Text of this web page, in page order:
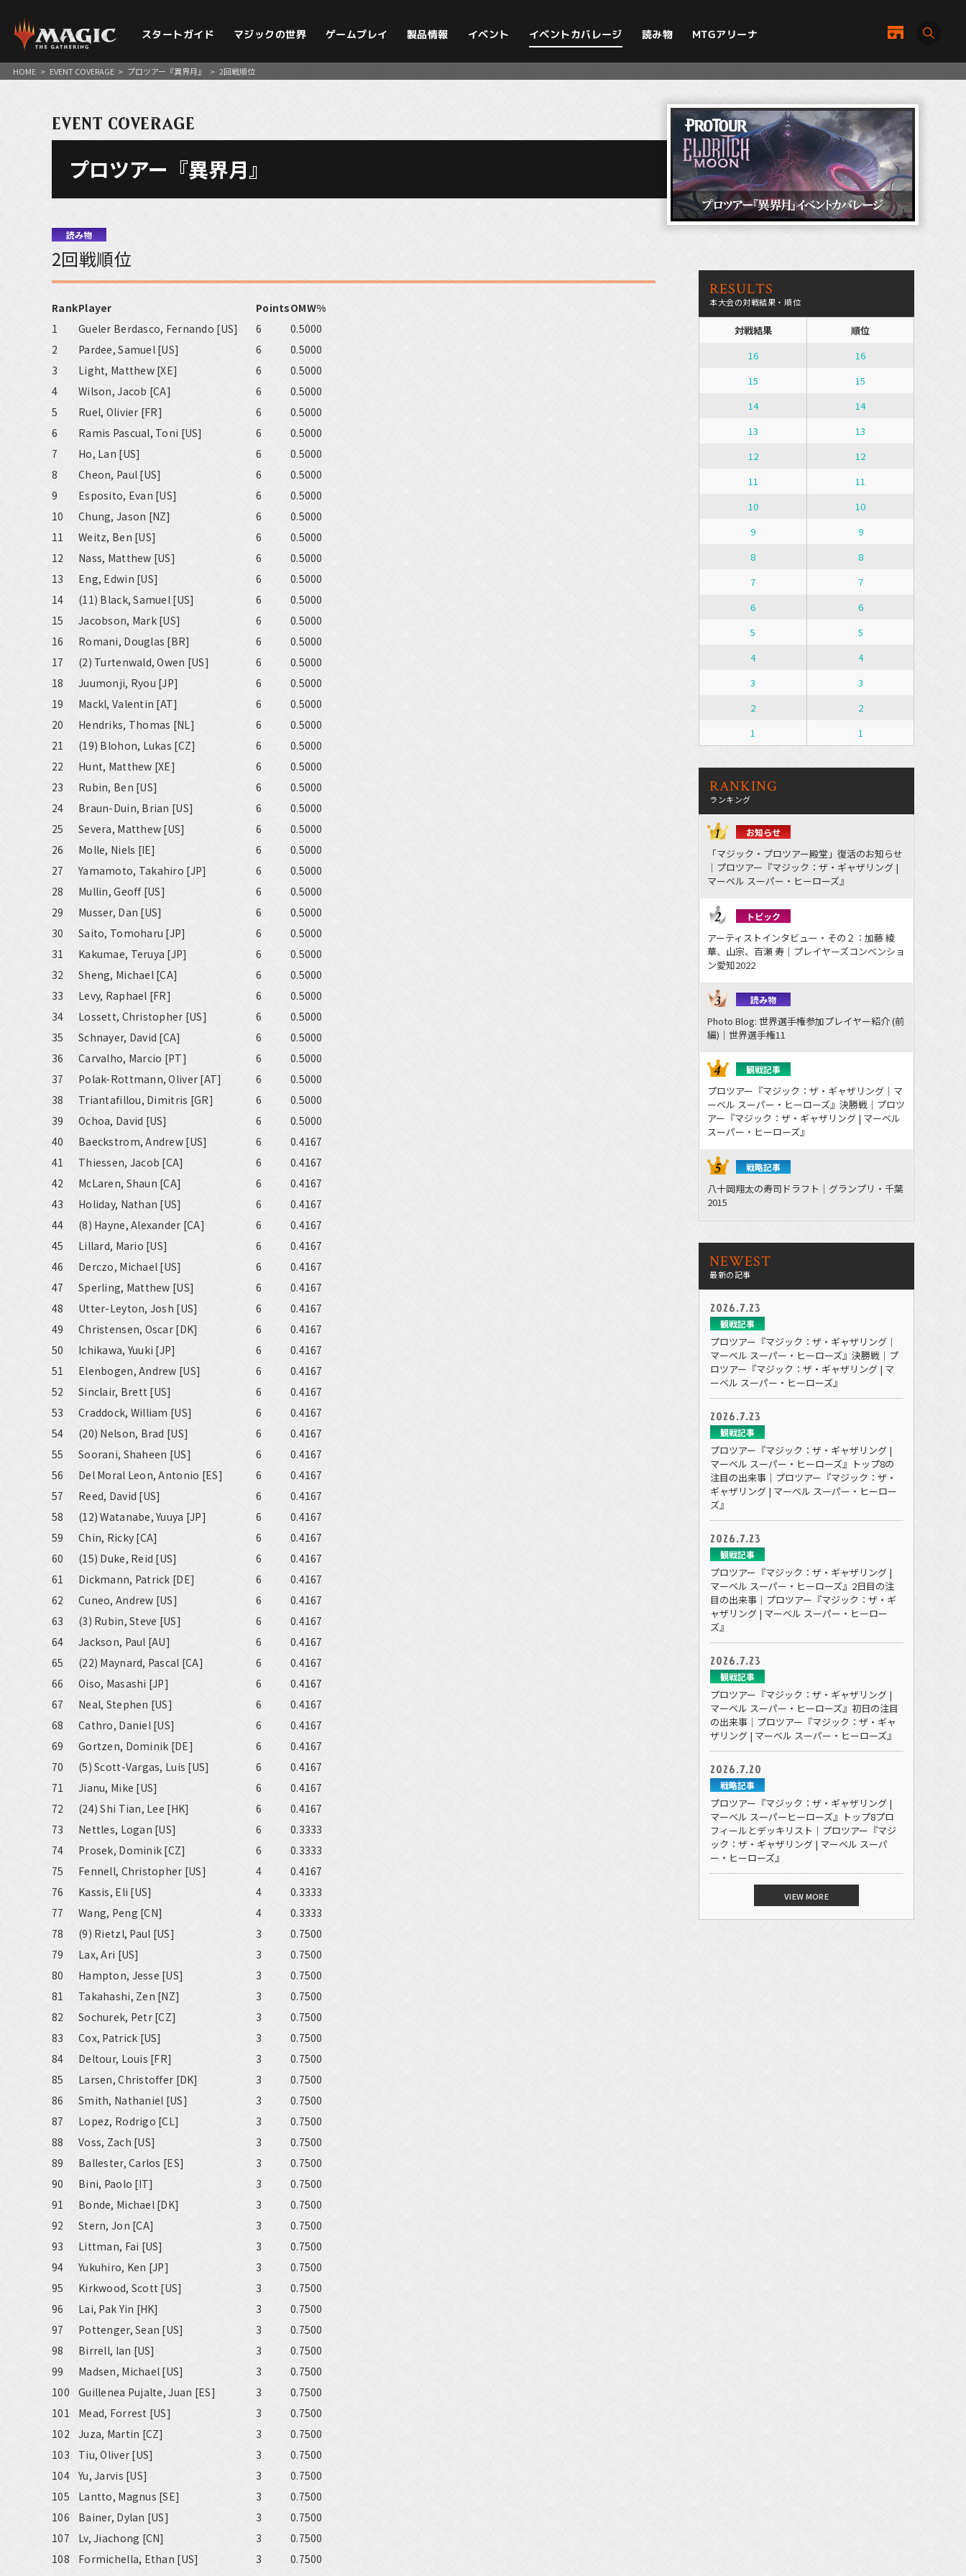
スタートガイド マジックの世界 ゲームプレイ 製品情報 イベント イベントカバレージ 読み物 MTGアリーナ
HOME > EVENT COVERAGE > プロツアー『異界月』 > 2回戦順位
EVENT COVERAGE
プロツアー『異界月』
読み物
2回戦順位
RankPlayer PointsOMW%
1
Gueler Berdasco, Fernando [US] 6
0.5000
2
Pardee, Samuel [US] 6
0.5000
3
Light, Matthew [XE] 6
0.5000
4
Wilson, Jacob [CA] 6
0.5000
5
Ruel, Olivier [FR] 6
0.5000
6
Ramis Pascual, Toni [US] 6
0.5000
7
Ho, Lan [US] 6
0.5000
8
Cheon, Paul [US] 6
0.5000
9
Esposito, Evan [US] 6
0.5000
10
Chung, Jason [NZ] 6
0.5000
11
Weitz, Ben [US] 6
0.5000
12
Nass, Matthew [US] 6
0.5000
13
Eng, Edwin [US] 6
0.5000
14
(11) Black, Samuel [US] 6
0.5000
15
Jacobson, Mark [US] 6
0.5000
16
Romani, Douglas [BR] 6
0.5000
17
(2) Turtenwald, Owen [US] 6
0.5000
18
Juumonji, Ryou [JP] 6
0.5000
19
Mackl, Valentin [AT] 6
0.5000
20
Hendriks, Thomas [NL] 6
0.5000
21
(19) Blohon, Lukas [CZ] 6
0.5000
22
Hunt, Matthew [XE] 6
0.5000
23
Rubin, Ben [US] 6
0.5000
24
Braun-Duin, Brian [US] 6
0.5000
25
Severa, Matthew [US] 6
0.5000
26
Molle, Niels [IE] 6
0.5000
27
Yamamoto, Takahiro [JP] 6
0.5000
28
Mullin, Geoff [US] 6
0.5000
29
Musser, Dan [US] 6
0.5000
30
Saito, Tomoharu [JP] 6
0.5000
31
Kakumae, Teruya [JP] 6
0.5000
32
Sheng, Michael [CA] 6
0.5000
33
Levy, Raphael [FR] 6
0.5000
34
Lossett, Christopher [US] 6
0.5000
35
Schnayer, David [CA] 6
0.5000
36
Carvalho, Marcio [PT] 6
0.5000
37
Polak-Rottmann, Oliver [AT] 6
0.5000
38
Triantafillou, Dimitris [GR] 6
0.5000
39
Ochoa, David [US] 6
0.5000
40
Baeckstrom, Andrew [US] 6
0.4167
41
Thiessen, Jacob [CA] 6
0.4167
42
McLaren, Shaun [CA] 6
0.4167
43
Holiday, Nathan [US] 6
0.4167
44
(8) Hayne, Alexander [CA] 6
0.4167
45
Lillard, Mario [US] 6
0.4167
46
Derczo, Michael [US] 6
0.4167
47
Sperling, Matthew [US] 6
0.4167
48
Utter-Leyton, Josh [US] 6
0.4167
49
Christensen, Oscar [DK] 6
0.4167
50
Ichikawa, Yuuki [JP] 6
0.4167
51
Elenbogen, Andrew [US] 6
0.4167
52
Sinclair, Brett [US] 6
0.4167
53
Craddock, William [US] 6
0.4167
54
(20) Nelson, Brad [US] 6
0.4167
55
Soorani, Shaheen [US] 6
0.4167
56
Del Moral Leon, Antonio [ES] 6
0.4167
57
Reed, David [US] 6
0.4167
58
(12) Watanabe, Yuuya [JP] 6
0.4167
59
Chin, Ricky [CA] 6
0.4167
60
(15) Duke, Reid [US] 6
0.4167
61
Dickmann, Patrick [DE] 6
0.4167
62
Cuneo, Andrew [US] 6
0.4167
63
(3) Rubin, Steve [US] 6
0.4167
64
Jackson, Paul [AU] 6
0.4167
65
(22) Maynard, Pascal [CA] 6
0.4167
66
Oiso, Masashi [JP] 6
0.4167
67
Neal, Stephen [US] 6
0.4167
68
Cathro, Daniel [US] 6
0.4167
69
Gortzen, Dominik [DE] 6
0.4167
70
(5) Scott-Vargas, Luis [US] 6
0.4167
71
Jianu, Mike [US] 6
0.4167
72
(24) Shi Tian, Lee [HK] 6
0.4167
73
Nettles, Logan [US] 6
0.3333
74
Prosek, Dominik [CZ] 6
0.3333
75
Fennell, Christopher [US] 4
0.4167
76
Kassis, Eli [US] 4
0.3333
77
Wang, Peng [CN] 4
0.3333
78
(9) Rietzl, Paul [US] 3
0.7500
79
Lax, Ari [US] 3
0.7500
80
Hampton, Jesse [US] 3
0.7500
81
Takahashi, Zen [NZ] 3
0.7500
82
Sochurek, Petr [CZ] 3
0.7500
83
Cox, Patrick [US] 3
0.7500
84
Deltour, Louis [FR] 3
0.7500
85
Larsen, Christoffer [DK] 3
0.7500
86
Smith, Nathaniel [US] 3
0.7500
87
Lopez, Rodrigo [CL] 3
0.7500
88
Voss, Zach [US] 3
0.7500
89
Ballester, Carlos [ES] 3
0.7500
90
Bini, Paolo [IT] 3
0.7500
91
Bonde, Michael [DK] 3
0.7500
92
Stern, Jon [CA] 3
0.7500
93
Littman, Fai [US] 3
0.7500
94
Yukuhiro, Ken [JP] 3
0.7500
95
Kirkwood, Scott [US] 3
0.7500
96
Lai, Pak Yin [HK] 3
0.7500
97
Pottenger, Sean [US] 3
0.7500
98
Birrell, Ian [US] 3
0.7500
99
Madsen, Michael [US] 3
0.7500
100
Guillenea Pujalte, Juan [ES] 3
0.7500
101
Mead, Forrest [US] 3
0.7500
102
Juza, Martin [CZ] 3
0.7500
103
Tiu, Oliver [US] 3
0.7500
104
Yu, Jarvis [US] 3
0.7500
105
Lantto, Magnus [SE] 3
0.7500
106
Bainer, Dylan [US] 3
0.7500
107
Lv, Jiachong [CN] 3
0.7500
108
Formichella, Ethan [US] 3
0.7500
RESULTS
本大会の対戦結果・順位
対戦結果
順位
16
16
15
15
14
14
13
13
12
12
11
11
10
10
9
9
8
8
7
7
6
6
5
5
4
4
3
3
2
2
1
1
RANKING
ランキング
お知らせ
「マジック・プロツアー殿堂」復活のお知らせ
｜プロツアー『マジック：ザ・ギャザリング |
マーベル スーパー・ヒーローズ』
トピック
アーティストインタビュー・その２：加藤 綾
華、山宗、百瀬 寿｜プレイヤーズコンベンショ
ン愛知2022
読み物
Photo Blog: 世界選手権参加プレイヤー紹介 (前
編)｜世界選手権11
観戦記事
プロツアー『マジック：ザ・ギャザリング｜マ
ーベル スーパー・ヒーローズ』決勝戦｜プロツ
アー『マジック：ザ・ギャザリング | マーベル
スーパー・ヒーローズ』
戦略記事
八十岡翔太の寿司ドラフト｜グランプリ・千葉
2015
NEWEST
最新の記事
2026.7.23
観戦記事
プロツアー『マジック：ザ・ギャザリング｜
マーベル スーパー・ヒーローズ』決勝戦｜プ
ロツアー『マジック：ザ・ギャザリング | マ
ーベル スーパー・ヒーローズ』
2026.7.23
観戦記事
プロツアー『マジック：ザ・ギャザリング |
マーベル スーパー・ヒーローズ』トップ8の
注目の出来事｜プロツアー『マジック：ザ・
ギャザリング | マーベル スーパー・ヒーロー
ズ』
2026.7.23
観戦記事
プロツアー『マジック：ザ・ギャザリング |
マーベル スーパー・ヒーローズ』2日目の注
目の出来事｜プロツアー『マジック：ザ・ギ
ャザリング | マーベル スーパー・ヒーロー
ズ』
2026.7.23
観戦記事
プロツアー『マジック：ザ・ギャザリング |
マーベル スーパー・ヒーローズ』初日の注目
の出来事｜プロツアー『マジック：ザ・ギャ
ザリング | マーベル スーパー・ヒーローズ』
2026.7.20
戦略記事
プロツアー『マジック：ザ・ギャザリング |
マーベル スーパーヒーローズ』トップ8プロ
フィールとデッキリスト｜プロツアー『マジ
ック：ザ・ギャザリング | マーベル スーパ
ー・ヒーローズ』
VIEW MORE